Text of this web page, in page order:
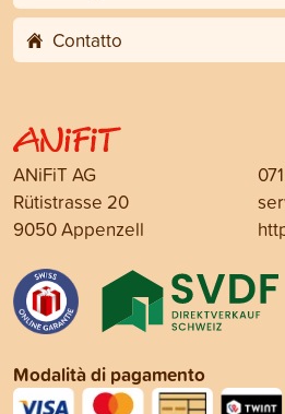
Contatto
ANiFiT AG
Rütistrasse 20
9050 Appenzell
Modalità di pagamento